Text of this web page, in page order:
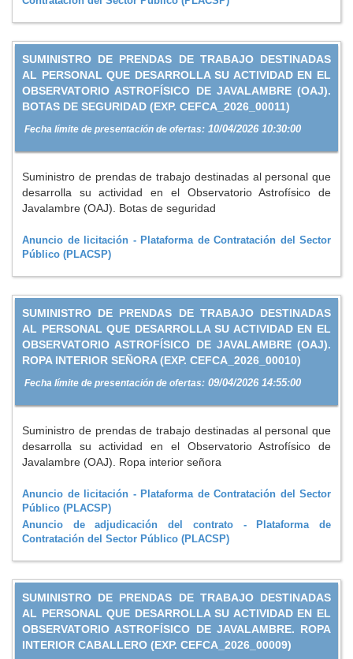
SUMINISTRO DE PRENDAS DE TRABAJO DESTINADAS
AL PERSONAL QUE DESARROLLA SU ACTIVIDAD EN EL
OBSERVATORIO ASTROFÍSICO DE JAVALAMBRE (OAJ).
BOTAS DE SEGURIDAD (EXP. CEFCA_2026_00011)
Fecha límite de presentación de ofertas: 10/04/2026 10:30:00
Suministro de prendas de trabajo destinadas al personal que
desarrolla su actividad en el Observatorio Astrofísico de
Javalambre (OAJ). Botas de seguridad
Anuncio de licitación - Plataforma de Contratación del Sector
Público (PLACSP)
SUMINISTRO DE PRENDAS DE TRABAJO DESTINADAS
AL PERSONAL QUE DESARROLLA SU ACTIVIDAD EN EL
OBSERVATORIO ASTROFÍSICO DE JAVALAMBRE (OAJ).
ROPA INTERIOR SEÑORA (EXP. CEFCA_2026_00010)
Fecha límite de presentación de ofertas: 09/04/2026 14:55:00
Suministro de prendas de trabajo destinadas al personal que
desarrolla su actividad en el Observatorio Astrofísico de
Javalambre (OAJ). Ropa interior señora
Anuncio de licitación - Plataforma de Contratación del Sector
Público (PLACSP)
Anuncio de adjudicación del contrato - Plataforma de
Contratación del Sector Público (PLACSP)
SUMINISTRO DE PRENDAS DE TRABAJO DESTINADAS
AL PERSONAL QUE DESARROLLA SU ACTIVIDAD EN EL
OBSERVATORIO ASTROFÍSICO DE JAVALAMBRE. ROPA
INTERIOR CABALLERO (EXP. CEFCA_2026_00009)